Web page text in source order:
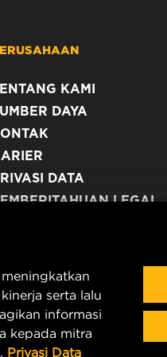
KAMI
DAYA
DATA
LEGAL
serta lalu
informasi
kepada mitra
Privasi Data